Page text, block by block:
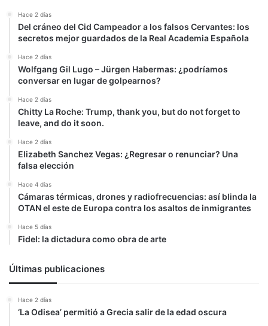
Hace 2 días
Del cráneo del Cid Campeador a los falsos Cervantes: los
secretos mejor guardados de la Real Academia Española
Hace 2 días
Wolfgang Gil Lugo – Jürgen Habermas: ¿podríamos
conversar en lugar de golpearnos?
Hace 2 días
Chitty La Roche: Trump, thank you, but do not forget to
leave, and do it soon.
Hace 2 días
Elizabeth Sanchez Vegas: ¿Regresar o renunciar? Una
falsa elección
Hace 4 días
Cámaras térmicas, drones y radiofrecuencias: así blinda la
OTAN el este de Europa contra los asaltos de inmigrantes
Hace 5 días
Fidel: la dictadura como obra de arte
Últimas publicaciones
Hace 2 días
‘La Odisea’ permitió a Grecia salir de la edad oscura